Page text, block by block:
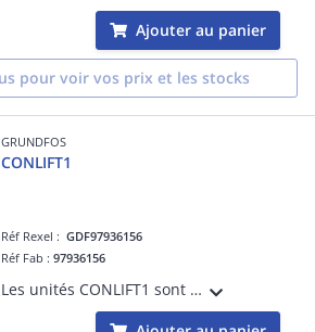
Ajouter au panier
pour voir vos prix et les stocks
GRUNDFOS
CONLIFT1
Réf Rexel :GDF97936156
Réf Fab :97936156
Les unités CONLIFT1 sont des pompes d'évacuation des condensats pour le pompage des condensats collectés en dessous du niveau des égouts ou qui ne peuvent pas s'écouler vers le système d'assainissement des bâtiments ou être évacués par une